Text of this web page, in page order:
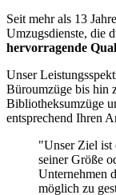
Seit mehr als 13
Umzugsdienste, die
hervorragende
Unser
Büroumzüge bis hin
Bibliotheksumzüge
entsprechend Ihren
"Unser Ziel ist
seiner Größe
Unternehmen
möglich zu